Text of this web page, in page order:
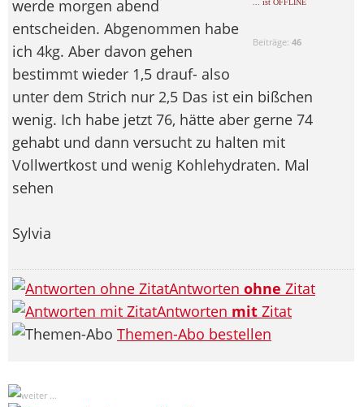
... ist OFFLINE
Beiträge:46
werde morgen abend
entscheiden. Abgenommen habe
ich 4kg. Aber davon gehen
bestimmt wieder 1,5 drauf- also
unter dem Strich nur 2,5 Das ist ein bißchen
wenig. Ich habe jetzt 76, hätte aber gerne 74
gehabt und dann versucht zu halten mit
Vollwertkost und wenig Kohlehydraten. Mal
sehen
Sylvia
Antworten ohne Zitat
Antworten mit Zitat
Themen-Abo bestellen